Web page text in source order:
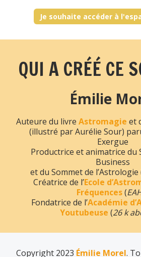
Je souhaite accéder à
QUI A CRÉÉ CE
Émilie
Auteure du livre Astromagie et
(illustré par Aurélie Sour)
Exergue
Productrice et animatrice du
Business
et du Sommet de l’Astrologie
Créatrice de l’Ecole
Fréquences(
Fondatrice de l’Académie
Youtubeuse (26 k
Copyright 2023 Émilie Morel.